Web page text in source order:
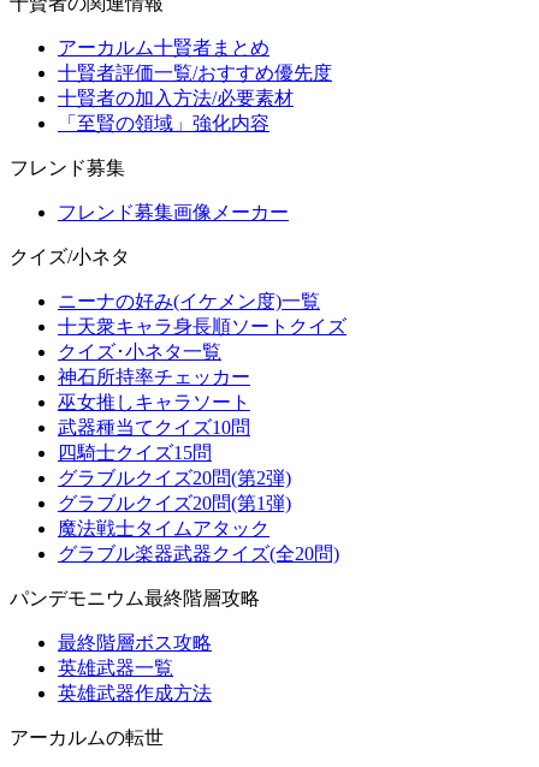
アーカルム十賢者まとめ
十賢者評価一覧/おすすめ優先度
十賢者の加入方法/必要素材
「至賢の領域」強化内容
フレンド募集
フレンド募集画像メーカー
クイズ/小ネタ
ニーナの好み(イケメン度)一覧
十天衆キャラ身長順ソートクイズ
クイズ･小ネタ一覧
神石所持率チェッカー
巫女推しキャラソート
武器種当てクイズ10問
四騎士クイズ15問
グラブルクイズ20問(第2弾)
グラブルクイズ20問(第1弾)
魔法戦士タイムアタック
グラブル楽器武器クイズ(全20問)
パンデモニウム最終階層攻略
最終階層ボス攻略
英雄武器一覧
英雄武器作成方法
アーカルムの転世